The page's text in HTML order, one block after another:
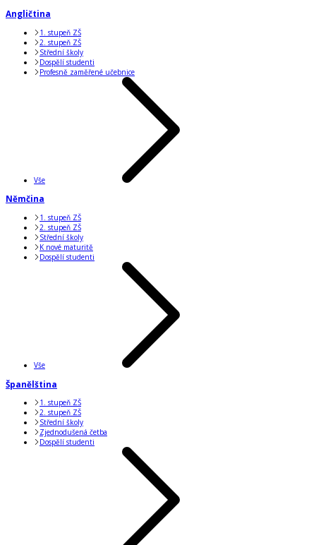
Angličtina
1. stupeň ZŠ
2. stupeň ZŠ
Střední školy
Dospělí studenti
Profesně zaměřené učebnice
Vše
Němčina
1. stupeň ZŠ
2. stupeň ZŠ
Střední školy
K nové maturitě
Dospělí studenti
Vše
Španělština
1. stupeň ZŠ
2. stupeň ZŠ
Střední školy
Zjednodušená četba
Dospělí studenti